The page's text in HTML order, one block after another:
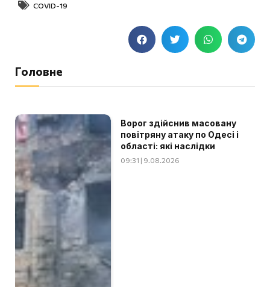
COVID-19
Головне
Ворог здійснив масовану
повітряну атаку по Одесі і
області: які наслідки
09:31 | 9.08.2026